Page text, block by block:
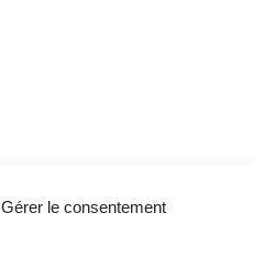
Gérer le consentement